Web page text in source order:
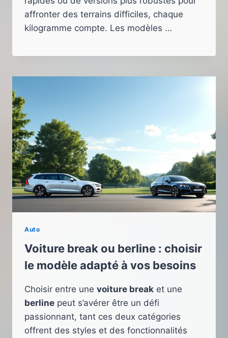
affronter des terrains difficiles, chaque
kilogramme compte. Les modèles …
Auto
Voiture break ou berline : choisir
le modèle adapté à vos besoins
Choisir entre une voiture break et une
berline peut s’avérer être un défi
passionnant, tant ces deux catégories
offrent des styles et des fonctionnalités